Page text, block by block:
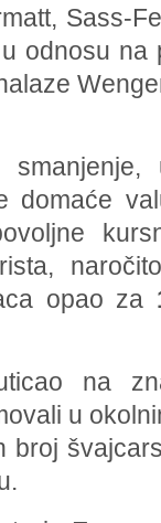
Sass-
u odnosu na
domaće
opao za
na
u
broj